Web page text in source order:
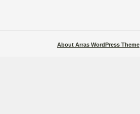
About Arras WordPress Theme